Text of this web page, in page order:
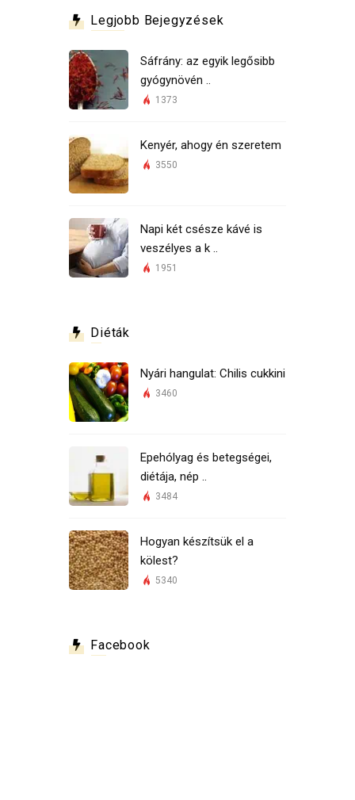
Legjobb Bejegyzések
Sáfrány: az egyik legősibb
gyógynövén ..
1373
Kenyér, ahogy én szeretem
3550
Napi két csésze kávé is
veszélyes a k ..
1951
Diéták
Nyári hangulat: Chilis cukkini
3460
Epehólyag és betegségei,
diétája, nép ..
3484
Hogyan készítsük el a
kölest?
5340
Facebook